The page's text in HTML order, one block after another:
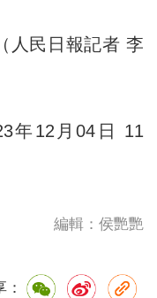
民日報記者 李
12月04日 11
編輯：侯艷艷
：